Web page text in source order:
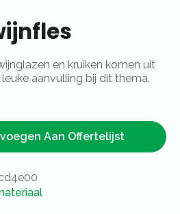
en kruiken komen uit
aanvulling bij dit thema.
Aan Offertelijst